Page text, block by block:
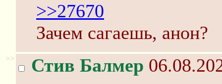
>>27670
Зачем сагаешь, анон?
>> Стив Балмер